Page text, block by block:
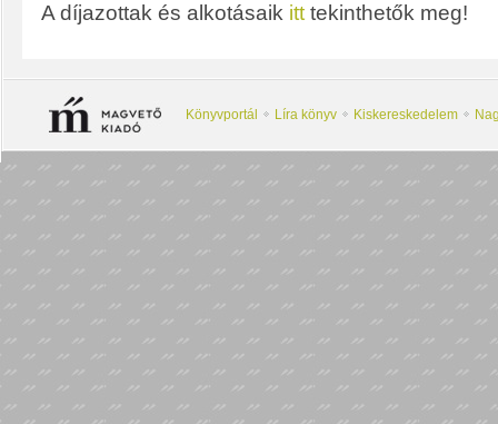
A díjazottak és alkotásaik itttekinthetők meg!
Könyvportál Líra könyv Kiskereskedelem